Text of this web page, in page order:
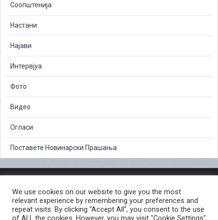
Соопштенија
Настани
Најави
Интервјуа
Фото
Видео
Огласи
Поставете Новинарски Прашања
СЛОБОДЕН ПРИСТАП ДО ИНФОРМАЦИИ ОД ЈАВЕН КАРАКТЕР
ПОСТАПКА ЗА ПРИЈАВА НА КРИВИЧНО ДЕЛО
КОРИСНИ ЛИНКОВИ
We use cookies on our website to give you the most
relevant experience by remembering your preferences and
repeat visits. By clicking “Accept All”, you consent to the use
of ALL the cookies. However, you may visit "Cookie Settings"